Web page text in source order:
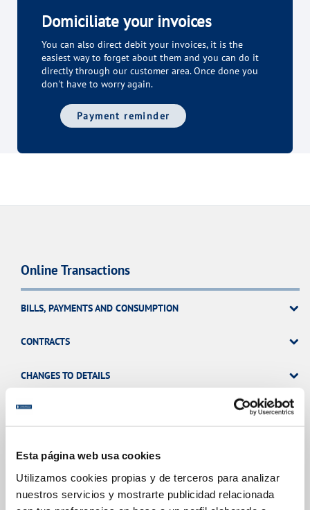
Esta página web usa cookies
Utilizamos cookies propias y de terceros para analizar
nuestros servicios y mostrarte publicidad relacionada
Domiciliate your invoices
You can also direct debit your invoices, it is the
easiest way to forget about them and you can do it
directly through our customer area. Once done you
don't have to worry again.
Payment reminder
Online Transactions
BILLS, PAYMENTS AND CONSUMPTION
CONTRACTS
CHANGES TO DETAILS
INCIDENTS
MY ACCOUNT